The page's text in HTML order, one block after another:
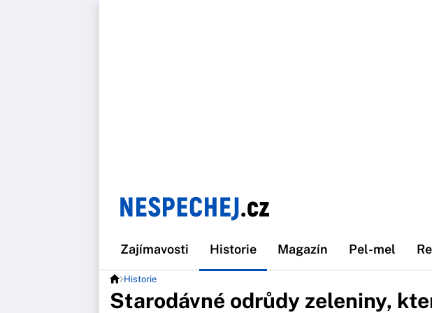
Zajímavosti Historie Magazín Pel-mel
Historie
Starodávné odrůdy zeleniny,